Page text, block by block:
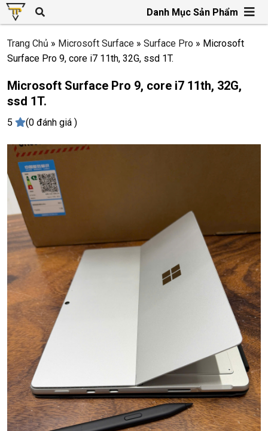
Danh Mục Sản Phẩm
Trang Chủ » Microsoft Surface » Surface Pro » Microsoft
Surface Pro 9, core i7 11th, 32G, ssd 1T.
Microsoft Surface Pro 9, core i7 11th, 32G,
ssd 1T.
5 (0 đánh giá )